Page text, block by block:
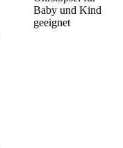
Baby und Kind
geeignet